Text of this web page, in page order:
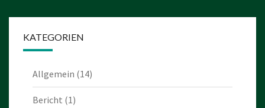
KATEGORIEN
Allgemein (14)
Bericht (1)